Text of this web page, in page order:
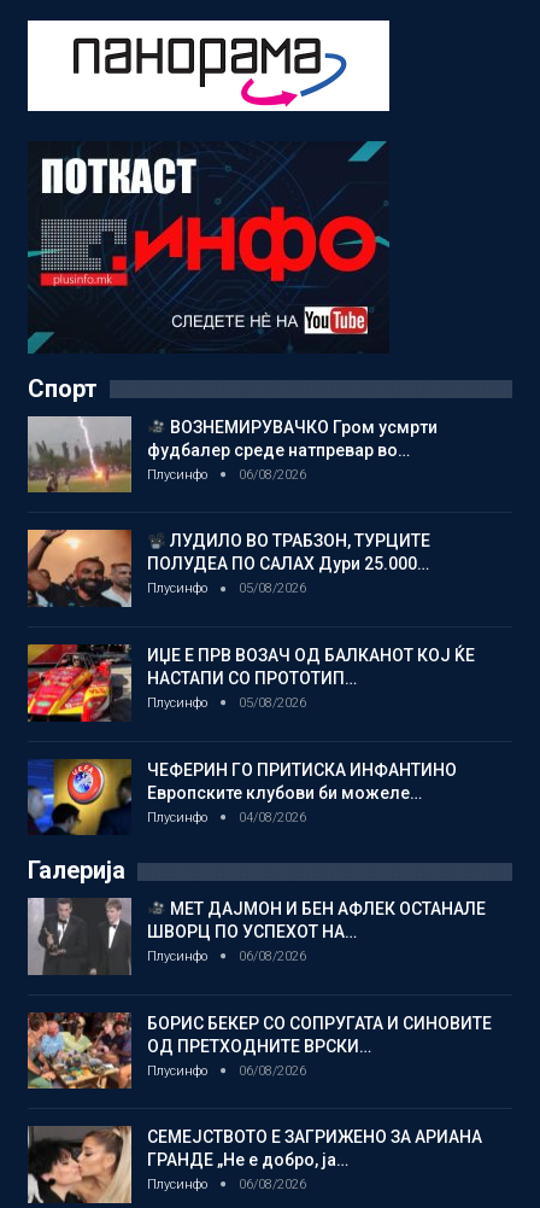
Спорт
ВОЗНЕМИРУВАЧКО Гром усмрти
фудбалер среде натпревар во…
Плусинфо 06/08/2026
ЛУДИЛО ВО ТРАБЗОН, ТУРЦИТЕ
ПОЛУДЕА ПО САЛАХ Дури 25.000…
Плусинфо 05/08/2026
ИЏЕ Е ПРВ ВОЗАЧ ОД БАЛКАНОТ КОЈ ЌЕ
НАСТАПИ СО ПРОТОТИП…
Плусинфо 05/08/2026
ЧЕФЕРИН ГО ПРИТИСКА ИНФАНТИНО
Европските клубови би можеле…
Плусинфо 04/08/2026
Галерија
МЕТ ДАЈМОН И БЕН АФЛЕК ОСТАНАЛЕ
ШВОРЦ ПО УСПЕХОТ НА…
Плусинфо 06/08/2026
БОРИС БЕКЕР СО СОПРУГАТА И СИНОВИТЕ
ОД ПРЕТХОДНИТЕ ВРСКИ…
Плусинфо 06/08/2026
СЕМЕЈСТВОТО Е ЗАГРИЖЕНО ЗА АРИАНА
ГРАНДЕ „Не е добро, ја…
Плусинфо 06/08/2026